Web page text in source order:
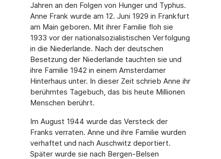
Jahren an den Folgen von Hunger und Typhus.
Anne Frank wurde am 12. Juni 1929 in Frankfurt
am Main geboren. Mit ihrer Familie floh sie
1933 vor der nationalsozialistischen Verfolgung
in die Niederlande. Nach der deutschen
Besetzung der Niederlande tauchten sie und
ihre Familie 1942 in einem Amsterdamer
Hinterhaus unter. In dieser Zeit schrieb Anne ihr
berühmtes Tagebuch, das bis heute Millionen
Menschen berührt.
Im August 1944 wurde das Versteck der
Franks verraten. Anne und ihre Familie wurden
verhaftet und nach Auschwitz deportiert.
Später wurde sie nach Bergen-Belsen